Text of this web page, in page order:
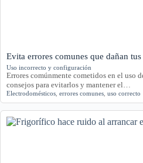
Evita errores comunes que dañan
Uso incorrecto y configuración
Errores comúnmente cometidos en el uso
consejos para evitarlos y mantener el…
Electrodomésticos errores comunes uso correcto